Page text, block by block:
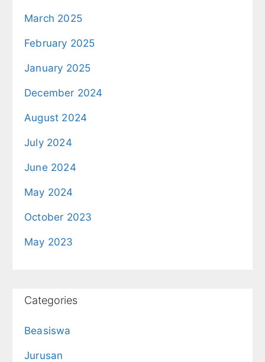
March 2025
February 2025
January 2025
December 2024
August 2024
July 2024
June 2024
May 2024
October 2023
May 2023
Categories
Beasiswa
Jurusan